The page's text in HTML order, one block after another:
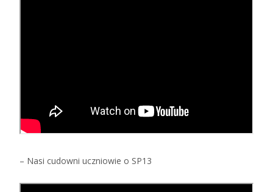
– Nasi cudowni uczniowie o SP13